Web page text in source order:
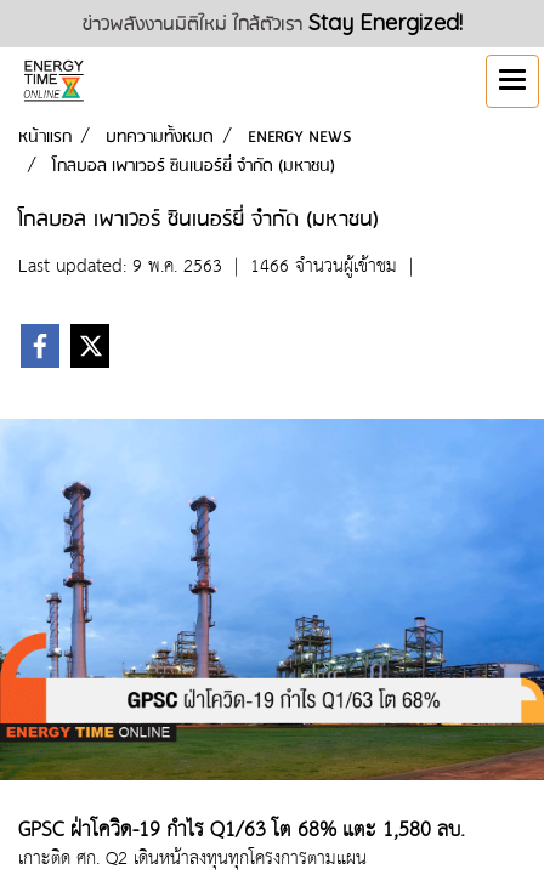
ข่าวพลังงานมิติใหม่ ใกล้ตัวเรา Stay Energized!
หน้าแรก บทความทั้งหมด
ENERGY NEWS
โกลบอล เพาเวอร์ ซินเนอร์ยี่ จำกัด (มหาชน)
โกลบอล เพาเวอร์ ซินเนอร์ยี่ จำกัด (มหาชน)
Last updated: 9 พ.ค. 2563 | 1466 จำนวนผู้เข้าชม |
GPSC ฝ่าโควิด-19 กำไร Q1/63 โต 68% แตะ 1,580 ลบ.
เกาะติด ศก. Q2 เดินหน้าลงทุนทุกโครงการตามแผน